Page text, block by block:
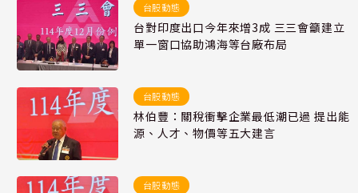
台股動態
台對印度出口今年來增3成 三三會籲建立
單一窗口協助鴻海等台廠布局
台股動態
林伯豐：關稅衝擊企業最低潮已過 提出能
源、人才、物價等五大建言
台股動態